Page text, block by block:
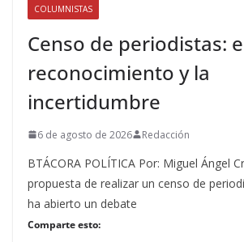
COLUMNISTAS
Censo de periodistas:
reconocimiento y la
incertidumbre
6 de agosto de 2026 Redacción
BTÁCORA POLÍTICA Por: Miguel Ángel
propuesta de realizar un censo de
ha abierto un debate
Comparte esto: